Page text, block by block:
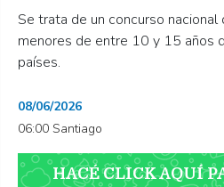
Se trata de un concurso
menores de entre 10 y 15 años
países.
08/06/2026
06:00 Santiago
HACÉ CLICK AQUÍ